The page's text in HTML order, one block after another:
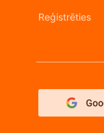
Reģistrēties